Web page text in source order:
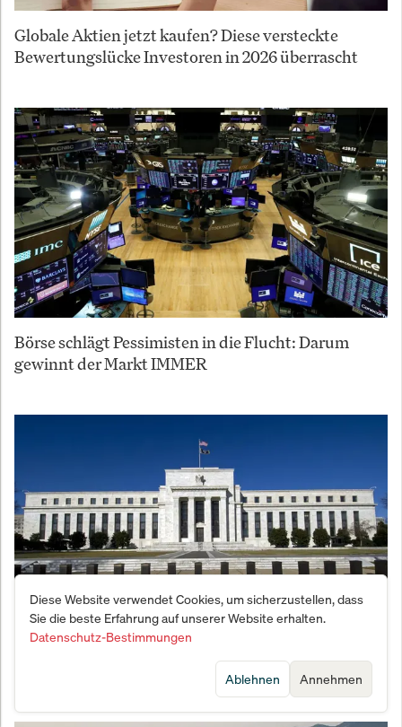
Globale Aktien jetzt kaufen? Diese versteckte
Bewertungslücke Investoren in 2026 überrascht
Börse schlägt Pessimisten in die Flucht: Darum
gewinnt der Markt IMMER
Zentralbank-Chaos: Fed-Ratsmitglieder uneins
über Zinswende – Das bedeutet es für Ihr Depot
Diese Website verwendet Cookies, um sicherzustellen, dass
Sie die beste Erfahrung auf unserer Website erhalten.
Datenschutz-Bestimmungen
Annehmen
Ablehnen